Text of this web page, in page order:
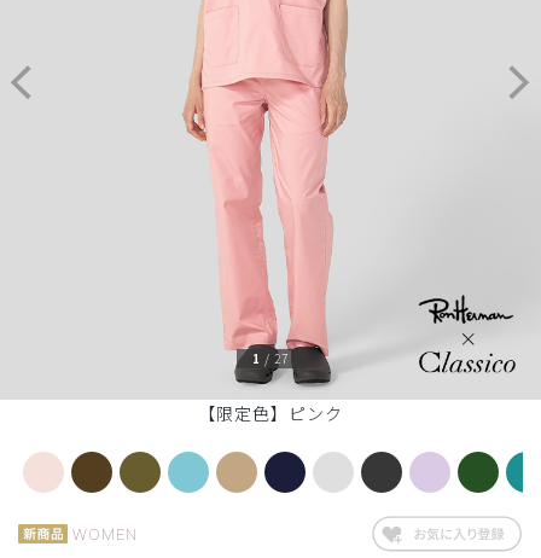
【限定色】ピンク
1 / 27
WOMEN